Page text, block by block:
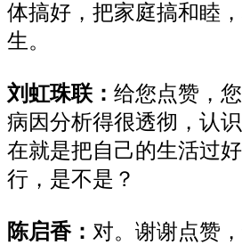
体搞好，把家庭搞和睦
生。
刘虹珠联： 给您点赞，
病因分析得很透彻，认
在就是把自己的生活过
行，是不是？
陈启香： 对。谢谢点赞